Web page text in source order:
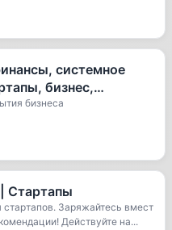
системное
бизнес,
бизнеса
Стартапы
Заряжайтесь вмест
Действуйте на...